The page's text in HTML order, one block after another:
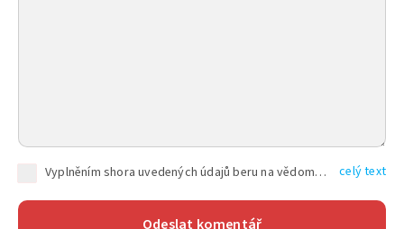
Vyplněním shora uvedených údajů beru na vědomí, že společnost TEXT FACTORY s.r.o., sídlem Brno, Durďákova 336/29, Černá Pole, PSČ: 613 00, IČ: 06157831, zapsané u Krajského soudu v Brně, oddíl C, vložka 100399, bude zpracovávat mé osobní údaje uvedené v rámci mnou vyplněného registračního formuláře na základě oprávněných zájmů TEXT FACTORY s.r.o. dle čl. 6 odst. 1 písm. f) GDPR a pro splnění právních povinností (čl. 6 odst. 1 písm. c) GDPR), a to pro tyto účely: nezbytnost zajistit oprávnění návštěvníka webových stránek provozovaných společností TEXT FACTORY s.r.o. přispívat aktivně ke zveřejněným článkům nebo v rámci diskusních fór a výkon práv TEXT FACTORY s.r.o. jako administrátora těchto diskusních fór. Více informací o zpracování osobních údajů a právech lze nalézt v celý text